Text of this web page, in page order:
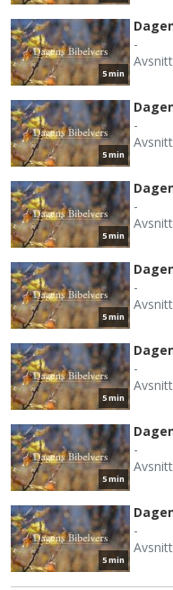
5 min
-
5 min
-
5 min
-
5 min
-
5 min
-
5 min
-
5 min
-